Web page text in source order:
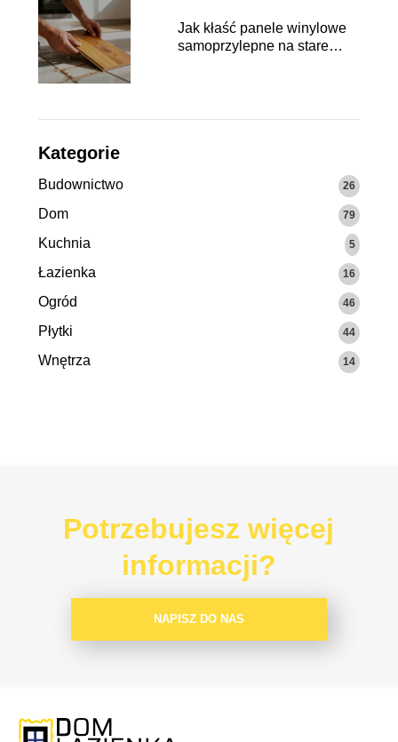
Jak kłaść panele winylowe
samoprzylepne na stare
Kategorie
Budownictwo 26
Dom 79
Kuchnia 5
Łazienka 16
Ogród 46
Płytki 44
Wnętrza 14
Potrzebujesz więcej
informacji?
NAPISZ DO NAS